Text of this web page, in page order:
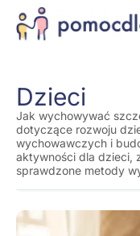
Dzieci
Jak wychowywać
dotyczące rozwoju
wychowawczych i
aktywności dla dzieci,
sprawdzone metody